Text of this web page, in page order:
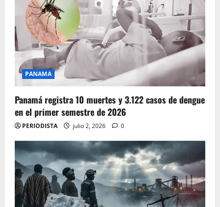
PANAMA
Panamá registra 10 muertes y 3.122 casos de dengue
en el primer semestre de 2026
PERIODISTA julio 2, 2026 0